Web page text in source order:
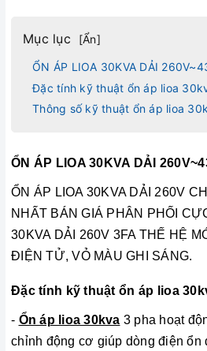
Mục lục [Ẩn]
ỔN ÁP LIOA 30KVA DẢI
Đặc tính kỹ thuật ổn áp lioa
Thông số kỹ thuật ổn áp lioa
ỔN ÁP LIOA 30KVA DẢI
ỔN ÁP LIOA 30KVA DẢI 260V
NHẤT BÁN GIÁ PHÂN PHỐI
30KVA DẢI 260V 3FA THẾ HỆ
ĐIỆN TỬ, VỎ MÀU GHI SÁNG.
Đặc tính kỹ thuật ổn áp lioa
- Ổn áp lioa 30kva 3 pha hoạt
chỉnh động cơ giúp dòng điện ổn